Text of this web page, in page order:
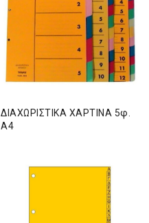
ΔΙΑΧΩΡΙΣΤΙΚΑ ΧΑΡΤΙΝΑ 5φ.
Α4